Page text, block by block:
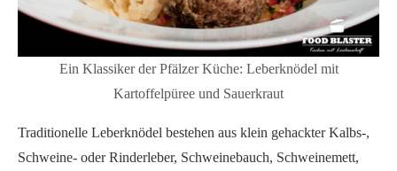
Ein Klassiker der Pfälzer Küche: Leberknödel mit
Kartoffelpüree und Sauerkraut
Traditionelle Leberknödel bestehen aus klein gehackter Kalbs-,
Schweine- oder Rinderleber, Schweinebauch, Schweinemett,